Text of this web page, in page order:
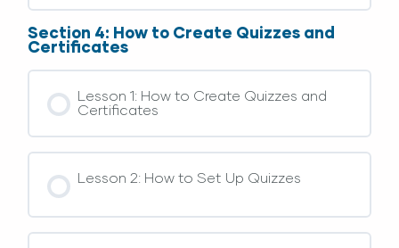
Section 4: How to Create Quizzes and
Certificates
Lesson 1: How to Create Quizzes and
Certificates
Lesson 2: How to Set Up Quizzes